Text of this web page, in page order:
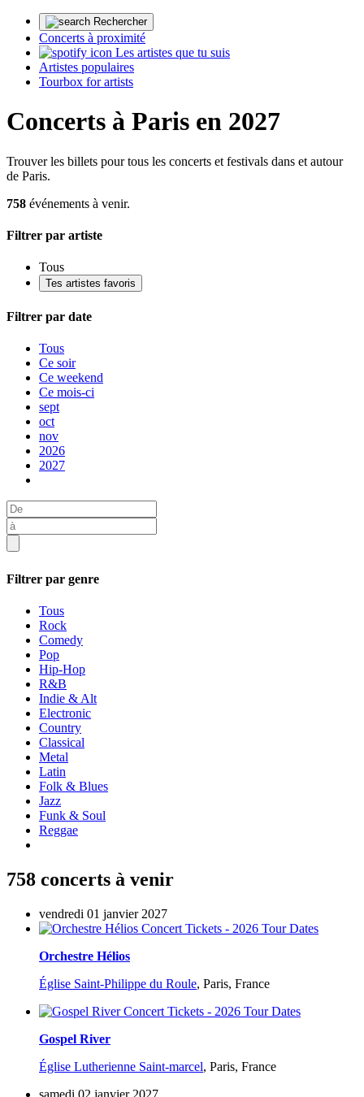
Rechercher
Concerts à proximité
Les artistes que tu suis
Artistes populaires
Tourbox for artists
Concerts à Paris en 2027
Trouver les billets pour tous les concerts et festivals dans et autour
de Paris.
758 événements à venir.
Filtrer par artiste
Tous
Tes artistes favoris
Filtrer par date
Tous
Ce soir
Ce weekend
Ce mois-ci
sept
oct
nov
2026
2027
Filtrer par genre
Tous
Rock
Comedy
Pop
Hip-Hop
R&B
Indie & Alt
Electronic
Country
Classical
Metal
Latin
Folk & Blues
Jazz
Funk & Soul
Reggae
758 concerts à venir
vendredi 01 janvier 2027
Orchestre Hélios
Église Saint-Philippe du Roule, Paris, France
Gospel River
Église Lutherienne Saint-marcel, Paris, France